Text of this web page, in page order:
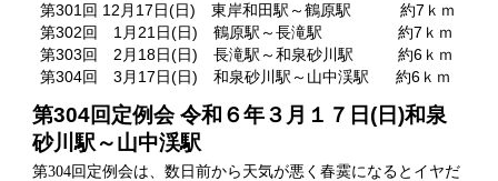
第301回 12月17日(日) 東岸和田駅～鶴原駅 約7ｋｍ
第302回 1月21日(日) 鶴原駅～長滝駅 約7ｋｍ
第303回 2月18日(日) 長滝駅～和泉砂川駅 約6ｋｍ
第304回 3月17日(日) 和泉砂川駅～山中渓駅 約6ｋｍ
第304回定例会 令和６年３月１７日(日)和泉
砂川駅～山中渓駅
第304回定例会は、数日前から天気が悪く春霙になるとイヤだ